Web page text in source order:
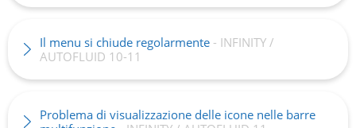
Il menu si chiude regolarmente - INFINITY /
AUTOFLUID 10-11
Problema di visualizzazione delle icone nelle barre